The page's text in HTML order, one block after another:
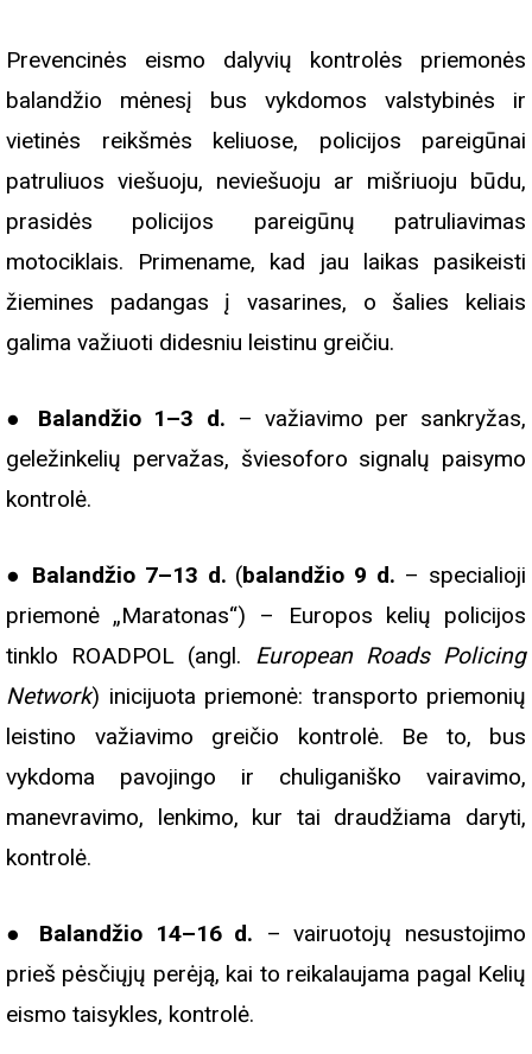
Prevencinės eismo dalyvių kontrolės priemonės
balandžio mėnesį bus vykdomos valstybinės ir
vietinės reikšmės keliuose, policijos pareigūnai
patruliuos viešuoju, neviešuoju ar mišriuoju būdu,
prasidės policijos pareigūnų patruliavimas
motociklais. Primename, kad jau laikas pasikeisti
žiemines padangas į vasarines, o šalies keliais
galima važiuoti didesniu leistinu greičiu.
● Balandžio 1–3 d. – važiavimo per sankryžas,
geležinkelių pervažas, šviesoforo signalų paisymo
kontrolė.
● Balandžio 7–13 d. (balandžio 9 d. – specialioji
priemonė „Maratonas“) – Europos kelių policijos
tinklo ROADPOL (angl.
European Roads Policing
Network) inicijuota priemonė: transporto priemonių
leistino važiavimo greičio kontrolė. Be to, bus
vykdoma pavojingo ir chuliganiško vairavimo,
manevravimo, lenkimo, kur tai draudžiama daryti,
kontrolė.
● Balandžio 14–16 d.
– vairuotojų nesustojimo
prieš pėsčiųjų perėją, kai to reikalaujama pagal Kelių
eismo taisykles, kontrolė.